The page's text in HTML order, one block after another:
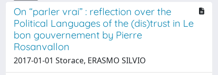
On “parler vrai” : reflection over the
Political Languages of the (dis)trust in Le
bon gouvernement by Pierre
Rosanvallon
2017-01-01 Storace, ERASMO SILVIO